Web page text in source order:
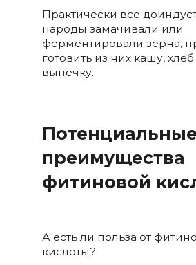
Практически все
народы замачивали или
ферментировали зерна,
готовить из них кашу,
выпечку.
Потенциальные
преимущества
фитиновой
А есть ли польза от
кислоты?